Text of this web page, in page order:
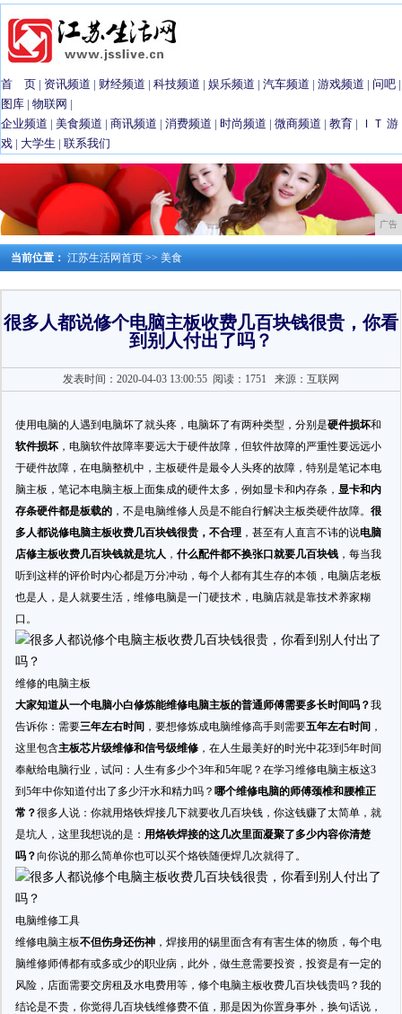
首 页 | 资讯频道 | 财经频道 | 科技频道 | 娱乐频道 | 汽车频道 | 游戏频道 | 问吧 |
图库 | 物联网 |
企业频道 | 美食频道 | 商讯频道 | 消费频道 | 时尚频道 | 微商频道 | 教育 | ＩＴ 游
戏 | 大学生 | 联系我们
广告
当前位置： 江苏生活网首页 >> 美食
很多人都说修个电脑主板收费几百块钱很贵，你看
到别人付出了吗？
发表时间：2020-04-03 13:00:55 阅读：1751 来源：互联网
使用电脑的人遇到电脑坏了就头疼，电脑坏了有两种类型，分别是硬件损坏和
软件损坏 ，电脑软件故障率要远大于硬件故障，但软件故障的严重性要远远小
于硬件故障，在电脑整机中，主板硬件是最令人头疼的故障，特别是笔记本电
脑主板，笔记本电脑主板上面集成的硬件太多，例如显卡和内存条， 显卡和内
存条硬件都是板载的 ，不是电脑维修人员是不能自行解决主板类硬件故障。 很
多人都说修电脑主板收费几百块钱很贵，不合理 ，甚至有人直言不讳的说电脑
店修主板收费几百块钱就是坑人 ， 什么配件都不换张口就要几百块钱 ，每当我
听到这样的评价时内心都是万分冲动，每个人都有其生存的本领，电脑店老板
也是人，是人就要生活，维修电脑是一门硬技术，电脑店就是靠技术养家糊
口。
维修的电脑主板
大家知道从一个电脑小白修炼能维修电脑主板的普通师傅需要多长时间吗？我
告诉你：需要三年左右时间 ，要想修炼成电脑维修高手则需要五年左右时间 ，
这里包含主板芯片级维修和信号级维修 ，在人生最美好的时光中花3到5年时间
奉献给电脑行业，试问：人生有多少个3年和5年呢？在学习维修电脑主板这3
到5年中你知道付出了多少汗水和精力吗？ 哪个维修电脑的师傅颈椎和腰椎正
常？很多人说：你就用烙铁焊接几下就要收几百块钱，你这钱赚了太简单，就
是坑人，这里我想说的是： 用烙铁焊接的这几次里面凝聚了多少内容你清楚
吗？向你说的那么简单你也可以买个烙铁随便焊几次就得了。
电脑维修工具
维修电脑主板不但伤身还伤神 ，焊接用的锡里面含有有害生体的物质，每个电
脑维修师傅都有或多或少的职业病，此外，做生意需要投资，投资是有一定的
风险，店面需要交房租及水电费用等，修个电脑主板收费几百块钱贵吗？我的
结论是不贵，你觉得几百块钱维修费不值，那是因为你置身事外，换句话说，